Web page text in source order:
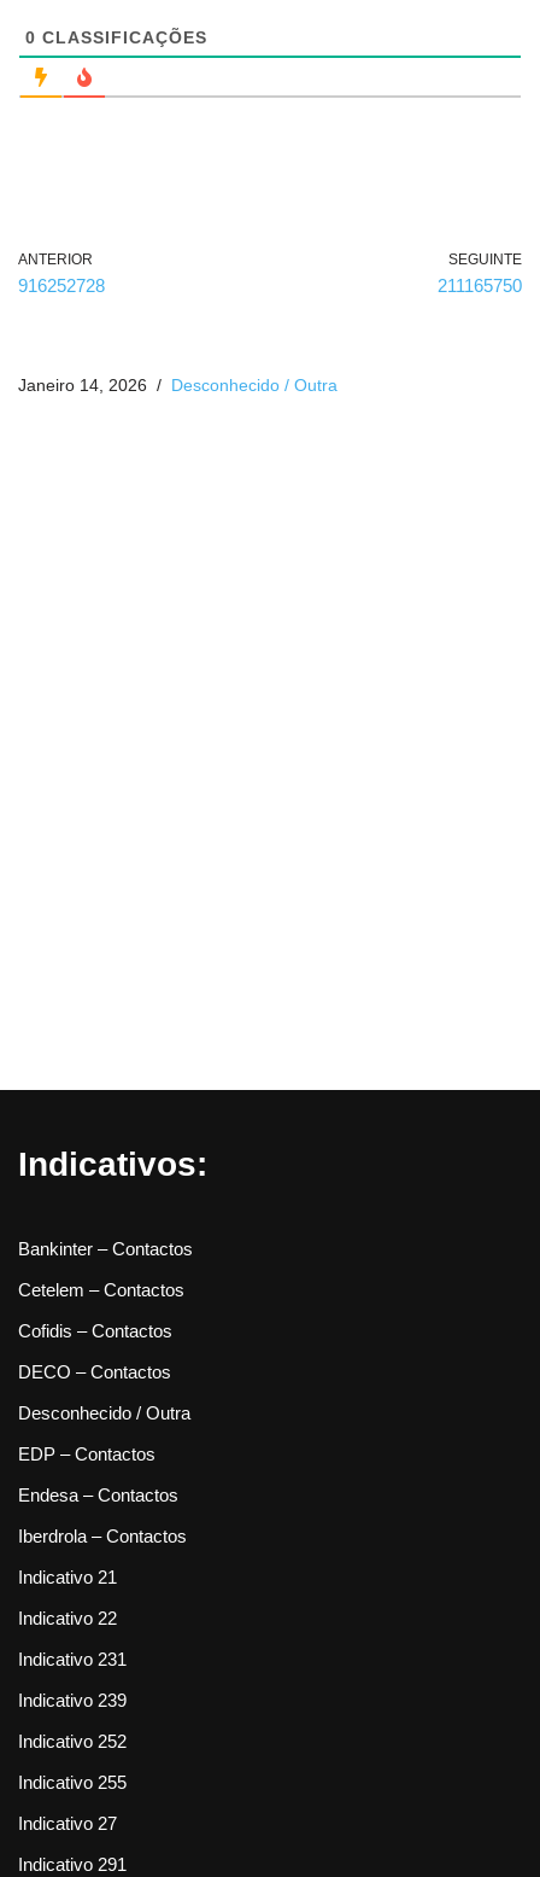
a
ó
0 CLASSIFICAÇÕES
ANTERIOR
916252728
SEGUINTE
211165750
Janeiro 14, 2026 Desconhecido / Outra
Indicativos:
Bankinter – Contactos
Cetelem – Contactos
Cofidis – Contactos
DECO – Contactos
Desconhecido / Outra
EDP – Contactos
Endesa – Contactos
Iberdrola – Contactos
Indicativo 21
Indicativo 22
Indicativo 231
Indicativo 239
Indicativo 252
Indicativo 255
Indicativo 27
Indicativo 291